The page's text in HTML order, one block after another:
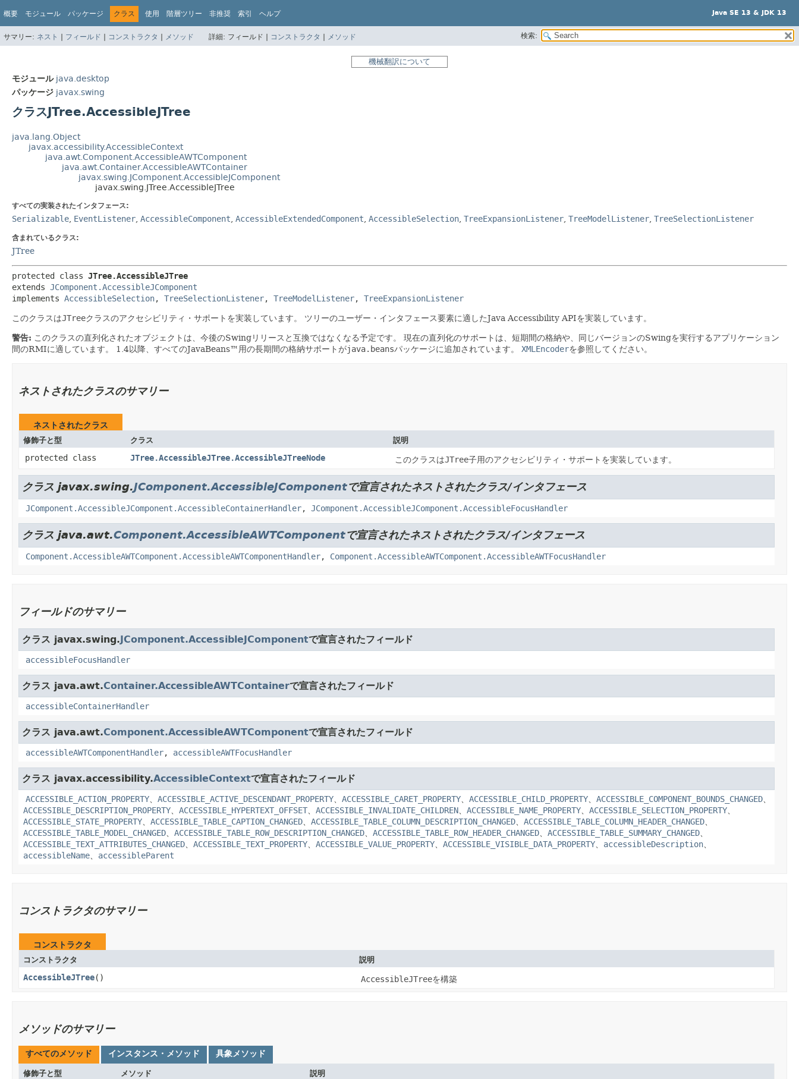
概要 モジュール パッケージ クラス 使用 階層ツリー 非推奨 索引 ヘルプ Java SE 13 & JDK 13
サマリー: ネスト | フィールド | コンストラクタ | メソッド 詳細: フィールド | コンストラクタ | メソッド 検索:
機械翻訳について
モジュール java.desktop
パッケージ javax.swing
クラスJTree.AccessibleJTree
java.lang.Object
javax.accessibility.AccessibleContext
java.awt.Component.AccessibleAWTComponent
java.awt.Container.AccessibleAWTContainer
javax.swing.JComponent.AccessibleJComponent
javax.swing.JTree.AccessibleJTree
すべての実装されたインタフェース:
Serializable EventListener AccessibleComponent AccessibleExtendedComponent AccessibleSelection TreeExpansionListener TreeModelListener TreeSelectionListener
含まれているクラス:
JTree
protected class JTree.AccessibleJTree
extends JComponent.AccessibleJComponent
implements AccessibleSelection, TreeSelectionListener, TreeModelListener, TreeExpansionListener
このクラスはJTreeクラスのアクセシビリティ・サポートを実装しています。 ツリーのユーザー・インタフェース要素に適したJava Accessibility APIを実装しています。
警告: このクラスの直列化されたオブジェクトは、今後のSwingリリースと互換ではなくなる予定です。
現在の直列化のサポートは、短期間の格納や、同じバージョンのSwingを実行するアプリケーション
間のRMIに適しています。
1.4以降、すべてのJavaBeans™用の長期間の格納サポートがjava.beansパッケージに追加されています。 XMLEncoderを参照してください。
ネストされたクラスのサマリー
ネストされたクラス
修飾子と型 クラス 説明
protected class JTree.AccessibleJTree.AccessibleJTreeNode このクラスはJTree子用のアクセシビリティ・サポートを実装しています。
クラス javax.swing.JComponent.AccessibleJComponentで宣言されたネストされたクラス/インタフェース
JComponent.AccessibleJComponent.AccessibleContainerHandler, JComponent.AccessibleJComponent.AccessibleFocusHandler
クラス java.awt.Component.AccessibleAWTComponentで宣言されたネストされたクラス/インタフェース
Component.AccessibleAWTComponent.AccessibleAWTComponentHandler, Component.AccessibleAWTComponent.AccessibleAWTFocusHandler
フィールドのサマリー
クラス javax.swing.JComponent.AccessibleJComponentで宣言されたフィールド
accessibleFocusHandler
クラス java.awt.Container.AccessibleAWTContainerで宣言されたフィールド
accessibleContainerHandler
クラス java.awt.Component.AccessibleAWTComponentで宣言されたフィールド
accessibleAWTComponentHandler, accessibleAWTFocusHandler
クラス javax.accessibility.AccessibleContextで宣言されたフィールド
ACCESSIBLE_ACTION_PROPERTY、 ACCESSIBLE_ACTIVE_DESCENDANT_PROPERTY、 ACCESSIBLE_CARET_PROPERTY、 ACCESSIBLE_CHILD_PROPERTY、 ACCESSIBLE_COMPONENT_BOUNDS_CHANGED、
ACCESSIBLE_DESCRIPTION_PROPERTY、 ACCESSIBLE_HYPERTEXT_OFFSET、 ACCESSIBLE_INVALIDATE_CHILDREN、 ACCESSIBLE_NAME_PROPERTY、 ACCESSIBLE_SELECTION_PROPERTY、
ACCESSIBLE_STATE_PROPERTY、 ACCESSIBLE_TABLE_CAPTION_CHANGED、 ACCESSIBLE_TABLE_COLUMN_DESCRIPTION_CHANGED、 ACCESSIBLE_TABLE_COLUMN_HEADER_CHANGED、
ACCESSIBLE_TABLE_MODEL_CHANGED、 ACCESSIBLE_TABLE_ROW_DESCRIPTION_CHANGED、 ACCESSIBLE_TABLE_ROW_HEADER_CHANGED、 ACCESSIBLE_TABLE_SUMMARY_CHANGED、
ACCESSIBLE_TEXT_ATTRIBUTES_CHANGED、 ACCESSIBLE_TEXT_PROPERTY、 ACCESSIBLE_VALUE_PROPERTY、 ACCESSIBLE_VISIBLE_DATA_PROPERTY、 accessibleDescription、
accessibleName、 accessibleParent
コンストラクタのサマリー
コンストラクタ
コンストラクタ 説明
AccessibleJTree() AccessibleJTreeを構築
メソッドのサマリー
すべてのメソッド インスタンス・メソッド 具象メソッド
修飾子と型 メソッド 説明